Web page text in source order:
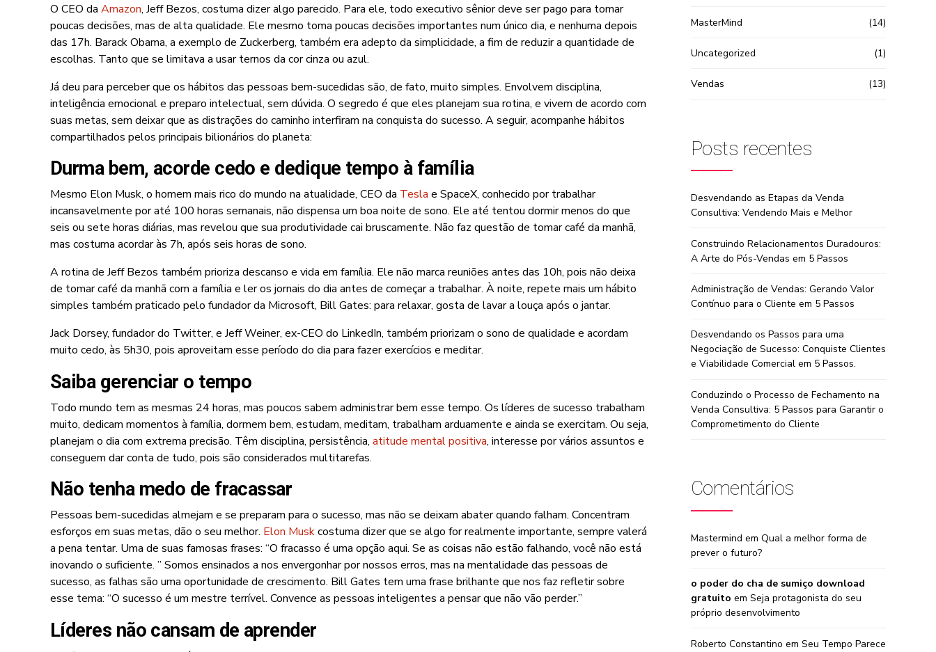
O CEO da Amazon, Jeff Bezos, costuma dizer algo parecido. Para ele, todo executivo sênior deve ser pago para tomar
poucas decisões, mas de alta qualidade. Ele mesmo toma poucas decisões importantes num único dia, e nenhuma depois
das 17h. Barack Obama, a exemplo de Zuckerberg, também era adepto da simplicidade, a fim de reduzir a quantidade de
escolhas. Tanto que se limitava a usar ternos da cor cinza ou azul.
Já deu para perceber que os hábitos das pessoas bem-sucedidas são, de fato, muito simples. Envolvem disciplina,
inteligência emocional e preparo intelectual, sem dúvida. O segredo é que eles planejam sua rotina, e vivem de acordo com
suas metas, sem deixar que as distrações do caminho interfiram na conquista do sucesso. A seguir, acompanhe hábitos
compartilhados pelos principais bilionários do planeta:
Durma bem, acorde cedo e dedique tempo à família
Mesmo Elon Musk, o homem mais rico do mundo na atualidade, CEO da Tesla e SpaceX, conhecido por trabalhar
incansavelmente por até 100 horas semanais, não dispensa um boa noite de sono. Ele até tentou dormir menos do que
seis ou sete horas diárias, mas revelou que sua produtividade cai bruscamente. Não faz questão de tomar café da manhã,
mas costuma acordar às 7h, após seis horas de sono.
A rotina de Jeff Bezos também prioriza descanso e vida em família. Ele não marca reuniões antes das 10h, pois não deixa
de tomar café da manhã com a família e ler os jornais do dia antes de começar a trabalhar. À noite, repete mais um hábito
simples também praticado pelo fundador da Microsoft, Bill Gates: para relaxar, gosta de lavar a louça após o jantar.
Jack Dorsey, fundador do Twitter, e Jeff Weiner, ex-CEO do LinkedIn, também priorizam o sono de qualidade e acordam
muito cedo, às 5h30, pois aproveitam esse período do dia para fazer exercícios e meditar.
Saiba gerenciar o tempo
Todo mundo tem as mesmas 24 horas, mas poucos sabem administrar bem esse tempo. Os líderes de sucesso trabalham
muito, dedicam momentos à família, dormem bem, estudam, meditam, trabalham arduamente e ainda se exercitam. Ou seja,
planejam o dia com extrema precisão. Têm disciplina, persistência, atitude mental positiva, interesse por vários assuntos e
conseguem dar conta de tudo, pois são considerados multitarefas.
Não tenha medo de fracassar
Pessoas bem-sucedidas almejam e se preparam para o sucesso, mas não se deixam abater quando falham. Concentram
esforços em suas metas, dão o seu melhor. Elon Muskcostuma dizer que se algo for realmente importante, sempre valerá
a pena tentar. Uma de suas famosas frases: “O fracasso é uma opção aqui. Se as coisas não estão falhando, você não está
inovando o suficiente. ” Somos ensinados a nos envergonhar por nossos erros, mas na mentalidade das pessoas de
sucesso, as falhas são uma oportunidade de crescimento. Bill Gates tem uma frase brilhante que nos faz refletir sobre
esse tema: “O sucesso é um mestre terrível. Convence as pessoas inteligentes a pensar que não vão perder.”
Líderes não cansam de aprender
MasterMind (14)
Uncategorized (1)
Vendas (13)
Posts recentes
Desvendando as Etapas da Venda
Consultiva: Vendendo Mais e Melhor
Construindo Relacionamentos Duradouros:
A Arte do Pós-Vendas em 5 Passos
Administração de Vendas: Gerando Valor
Contínuo para o Cliente em 5 Passos
Desvendando os Passos para uma
Negociação de Sucesso: Conquiste Clientes
e Viabilidade Comercial em 5 Passos.
Conduzindo o Processo de Fechamento na
Venda Consultiva: 5 Passos para Garantir o
Comprometimento do Cliente
Comentários
Mastermind em Qual a melhor forma de
prever o futuro?
o poder do cha de sumiço download
gratuito em Seja protagonista do seu
próprio desenvolvimento
Roberto Constantino em Seu Tempo Parece